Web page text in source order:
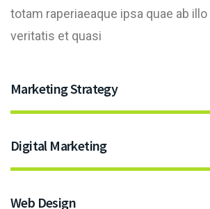
totam raperiaeaque ipsa quae ab
veritatis et quasi
Marketing Strategy
Digital Marketing
Web Design